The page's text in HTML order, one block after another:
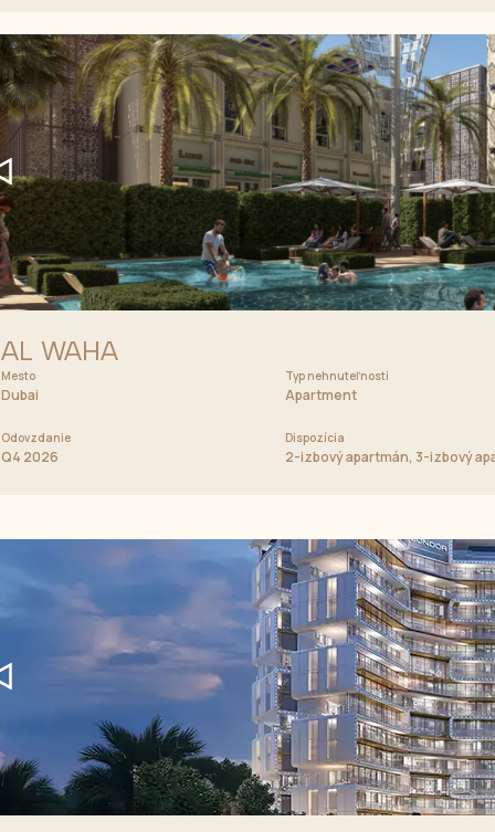
AL WAHA
Mesto
Dubai
Typ nehnuteľnosti
Apartment
Odovzdanie
Q4 2026
Dispozícia
2-izbový apartmán, 3-izbový